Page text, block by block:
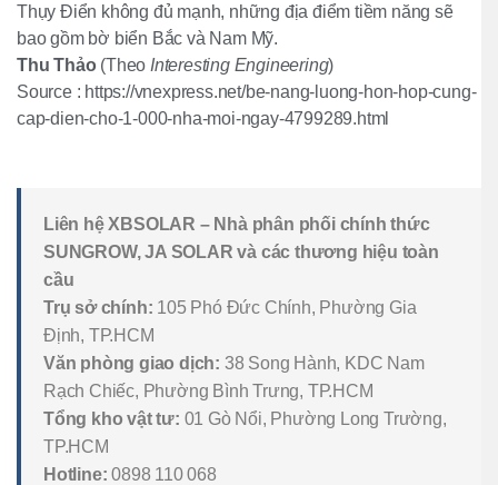
Thụy Điển không đủ mạnh, những địa điểm tiềm năng sẽ
bao gồm bờ biển Bắc và Nam Mỹ.
Thu Thảo(Theo Interesting Engineering)
Source : https://vnexpress.net/be-nang-luong-hon-hop-cung-
cap-dien-cho-1-000-nha-moi-ngay-4799289.html
Liên hệ XBSOLAR – Nhà phân phối chính thức
SUNGROW, JA SOLAR và các thương hiệu toàn
cầu
Trụ sở chính: 105 Phó Đức Chính, Phường Gia
Định, TP.HCM
Văn phòng giao dịch: 38 Song Hành, KDC Nam
Rạch Chiếc, Phường Bình Trưng, TP.HCM
Tổng kho vật tư: 01 Gò Nổi, Phường Long Trường,
TP.HCM
Hotline: 0898 110 068